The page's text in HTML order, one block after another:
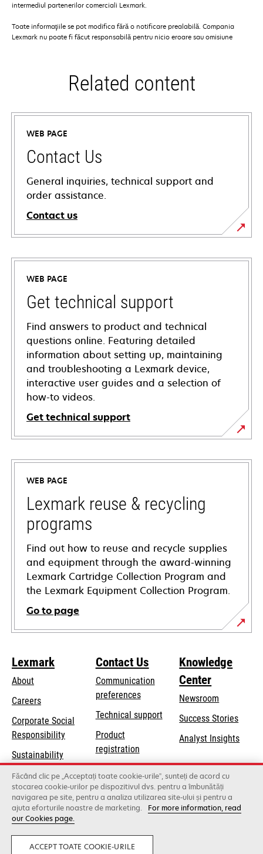
intermediul partenerilor comerciali Lexmark.
Toate informaţiile se pot modifica fără o notificare prealabilă. Compania
Lexmark nu poate fi făcut responsabilă pentru nicio eroare sau omisiune
Related content
WEB PAGE
Contact Us
General inquiries, technical support and
order assistance.
Contact us
WEB PAGE
Get technical support
Find answers to product and technical
questions online. Featuring detailed
information about setting up, maintaining
and troubleshooting a Lexmark device,
interactive user guides and a selection of
how-to videos.
Get technical support
opens
in
new
tab
WEB PAGE
Lexmark reuse & recycling
programs
Find out how to reuse and recycle supplies
and equipment through the award-winning
Lexmark Cartridge Collection Program and
the Lexmark Equipment Collection Program.
Go to page
Lexmark
About
Careers
Corporate Social
Responsibilityopens
a
new
tab
Sustainability
Lexmark Partners
Contact Us
Communication
preferences
Technical supportopens
Product
registration
Find a dealer
List of wholesalers
Knowledge
Center
Newsroom
Success Stories
Analyst Insights
Lexmark International, Inc., a Xerox Company
©2026 All rights reserved.
Legal Privacy
Făcând clic pe „Acceptați toate cookie-urile”, sunteți de acord cu
stocarea cookie-urilor pe dispozitivul dvs. pentru a îmbunătăți
navigarea pe site, pentru a analiza utilizarea site-ului și pentru a
ajuta eforturile noastre de marketing.
For more information, read
our Cookies page.
ACCEPT TOATE COOKIE-URILE